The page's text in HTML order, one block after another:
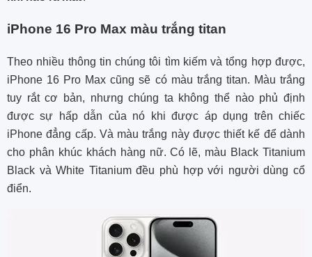
iPhone 16 Pro Max màu trắng titan
Theo nhiều thông tin chúng tôi tìm kiếm và tổng hợp được,
iPhone 16 Pro Max cũng sẽ có màu trắng titan. Màu trắng
tuy rắt cơ bản, nhưng chúng ta không thể nào phủ định
được sự hấp dẫn của nó khi được áp dụng trên chiếc
iPhone đẳng cấp. Và màu trắng này được thiết kế để dành
cho phân khúc khách hàng nữ. Có lẽ, màu Black Titanium
Black và White Titanium đều phù hợp với người dùng cổ
điển.